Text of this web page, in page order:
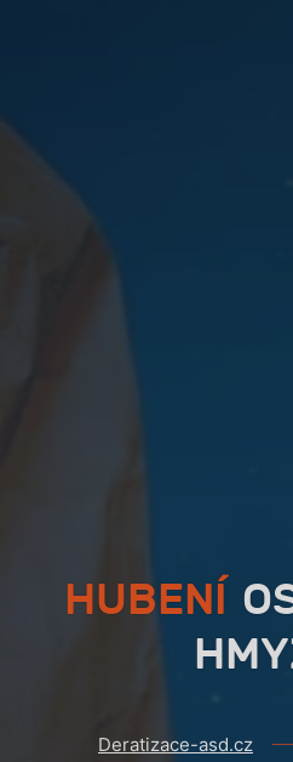
HUBENÍ
Deratizace-asd.cz